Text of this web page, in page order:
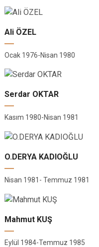
Ali ÖZEL
Ocak 1976-Nisan 1980
Serdar OKTAR
Kasım 1980-Nisan 1981
O.DERYA KADIOĞLU
Nisan 1981- Temmuz 1981
Mahmut KUŞ
Eylül 1984-Temmuz 1985